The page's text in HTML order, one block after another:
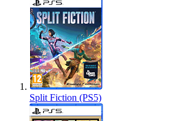
Split Fiction (PS5)